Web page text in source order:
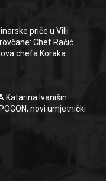
priče u Villi
Chef Račić
chefa Koraka
Katarina Ivanišin
novi umjetnički